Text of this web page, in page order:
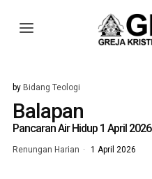
by Bidang Teologi
Balapan
Pancaran Air Hidup 1 April 2026
Renungan Harian 1 April 2026